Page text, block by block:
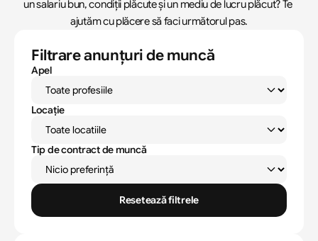
un salariu bun, condiții plăcute și un mediu de lucru plăcut? Te
ajutăm cu plăcere să faci următorul pas.
Filtrare anunțuri de muncă
Apel
Locație
Tip de contract de muncă
Resetează filtrele